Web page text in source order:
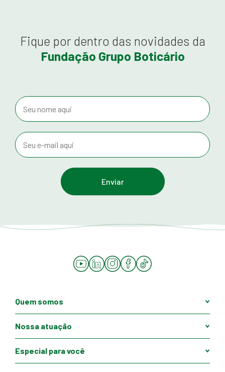
Fique por dentro das novidades da
Fundação Grupo Boticário
YouTube
LinkedInInstagramFacebook
Tiktok
Quem somos
Nossa atuação
Especial para você